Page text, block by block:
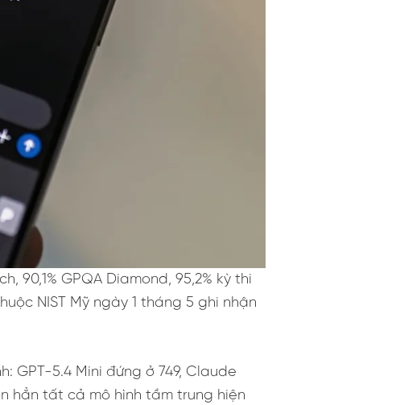
90,1% GPQA Diamond, 95,2% kỳ thi
NIST Mỹ ngày 1 tháng 5 ghi nhận
GPT-5.4 Mini đứng ở 749, Claude
hẳn tất cả mô hình tầm trung hiện